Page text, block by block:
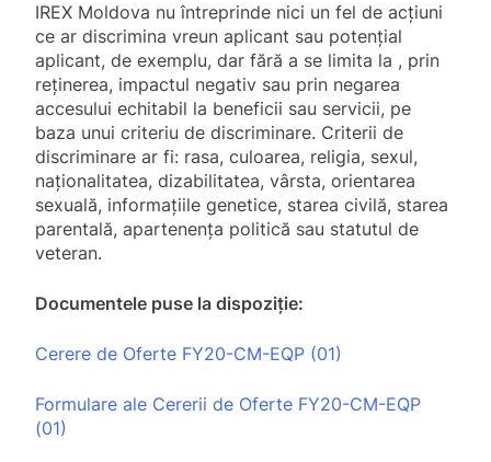
IREX Moldova nu întreprinde nici un fel de acțiuni
ce ar discrimina vreun aplicant sau potențial
aplicant, de exemplu, dar fără a se limita la , prin
reținerea, impactul negativ sau prin negarea
accesului echitabil la beneficii sau servicii, pe
baza unui criteriu de discriminare. Criterii de
discriminare ar fi: rasa, culoarea, religia, sexul,
naționalitatea, dizabilitatea, vârsta, orientarea
sexuală, informațiile genetice, starea civilă, starea
parentală, apartenența politică sau statutul de
veteran.
Documentele puse la dispoziție:
Cerere de Oferte FY20-CM-EQP (01)
Formulare ale Cererii de Oferte FY20-CM-EQP
(01)